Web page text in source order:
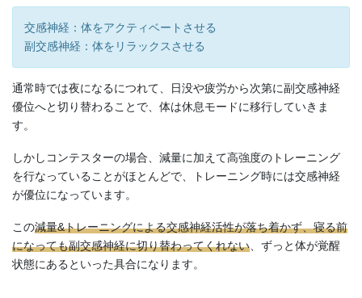
交感神経：体をアクティベートさせる
副交感神経：体をリラックスさせる
通常時では夜になるにつれて、日没や疲労から次第に副交感神経
優位へと切り替わることで、体は休息モードに移行していきま
す。
しかしコンテスターの場合、減量に加えて高強度のトレーニング
を行なっていることがほとんどで、トレーニング時には交感神経
が優位になっています。
この減量&トレーニングによる交感神経活性が落ち着かず、寝る前
になっても副交感神経に切り替わってくれない 、ずっと体が覚醒
状態にあるといった具合になります。